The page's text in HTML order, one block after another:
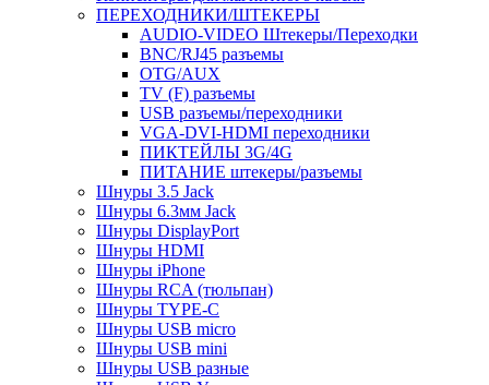
ПЕРЕХОДНИКИ/ШТЕКЕРЫ
AUDIO-VIDEO Штекеры/Переходки
BNC/RJ45 разъемы
OTG/AUX
TV (F) разъемы
USB разъемы/переходники
VGA-DVI-HDMI переходники
ПИКТЕЙЛЫ 3G/4G
ПИТАНИЕ штекеры/разъемы
Шнуры 3.5 Jack
Шнуры 6.3мм Jack
Шнуры DisplayPort
Шнуры HDMI
Шнуры iPhone
Шнуры RCA (тюльпан)
Шнуры TYPE-C
Шнуры USB micro
Шнуры USB mini
Шнуры USB разные